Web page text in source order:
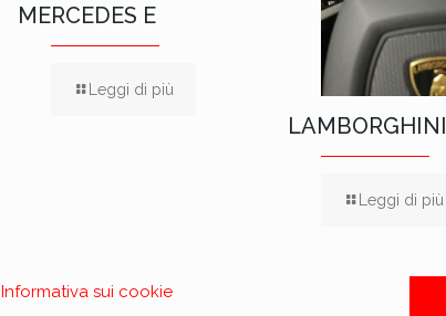
MERCEDES E
Leggi di più
LAMBORGHINI
Leggi di più
Informativa sui cookie